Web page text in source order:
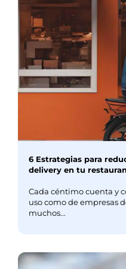
6 Estrategias para
delivery en tu
Cada céntimo cuenta y
uso como de empresas
muchos...